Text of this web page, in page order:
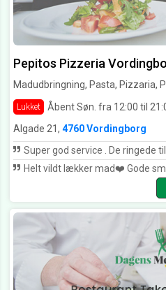
Pepitos Pizzeria
Madudbringning, Pasta, Pizzaria,
Lukket Åbent Søn. fra 12:00 til
Algade 21, 4760 Vordingborg
Super god service . De ringede til mig
Helt vildt lækker mad❤️ Gode